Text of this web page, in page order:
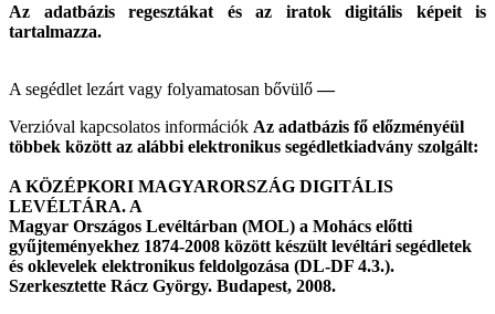
Az adatbázis regesztákat és az iratok digitális képeit is
tartalmazza.
A segédlet lezárt vagy folyamatosan bővülő —
Verzióval kapcsolatos információk Az adatbázis fő előzményéül
többek között az alábbi elektronikus segédletkiadvány szolgált:
A KÖZÉPKORI MAGYARORSZÁG DIGITÁLIS
LEVÉLTÁRA. A
Magyar Országos Levéltárban (MOL) a Mohács előtti
gyűjteményekhez 1874-2008 között készült levéltári segédletek
és oklevelek elektronikus feldolgozása (DL-DF 4.3.).
Szerkesztette Rácz György. Budapest, 2008.